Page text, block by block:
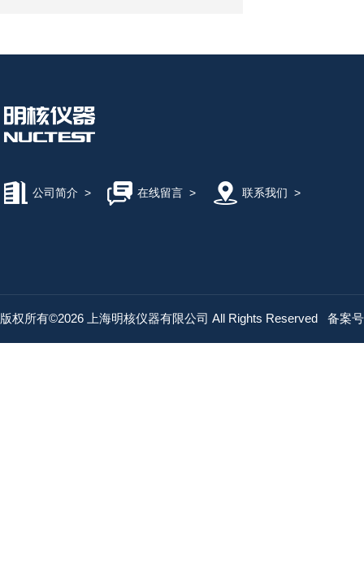
公司简介 > 在线留言> 联系我们 >
版权所有©2026 上海明核仪器有限公司 All Rights Reserved 备案